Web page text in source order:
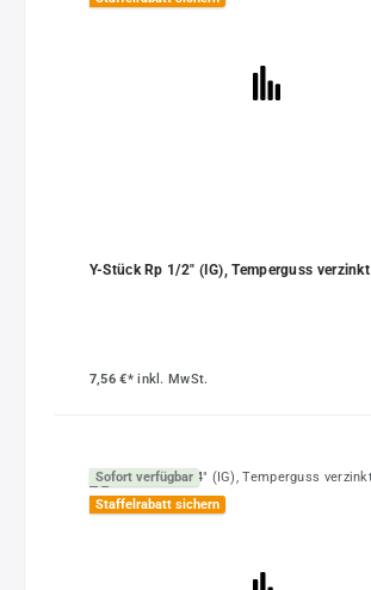
Y-Stück Rp 1/2" (IG), Temperguss verzinkt
7,56 €*inkl. MwSt.
Sofort verfügbar
Staffelrabatt sichern